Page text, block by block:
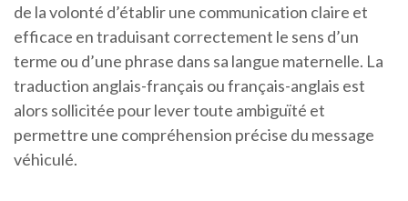
de la volonté d’établir une communication claire et
efficace en traduisant correctement le sens d’un
terme ou d’une phrase dans sa langue maternelle. La
traduction anglais-français ou français-anglais est
alors sollicitée pour lever toute ambiguïté et
permettre une compréhension précise du message
véhiculé.